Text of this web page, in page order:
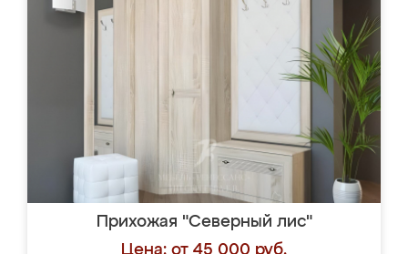
Прихожая "Северный лис"
Цена: от 45 000 руб.